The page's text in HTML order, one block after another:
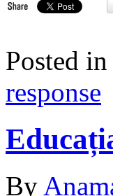
Posted in
response
By